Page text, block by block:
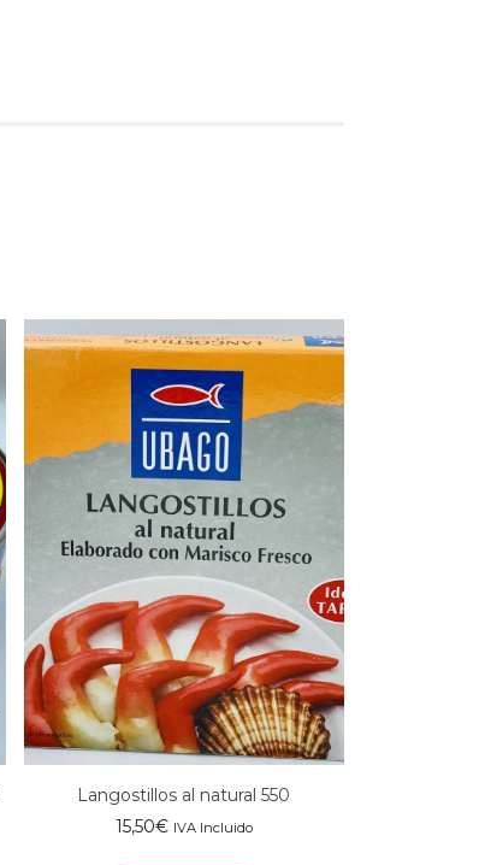
Langostillos al natural 550
15,50€ IVA Incluido